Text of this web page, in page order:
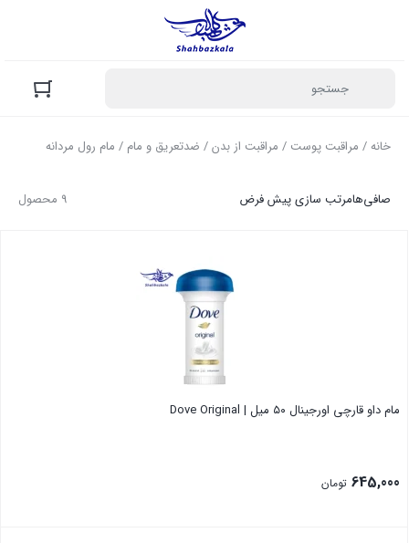
خانه/ مراقبت پوست / مراقبت از بدن/ ضدتعریق و مام / مام رول مردانه
9 محصول صافی‌هامرتب سازی پیش فرض
مام داو قارچی اورجینال ۵۰ میل | Dove Original
645,000 تومان